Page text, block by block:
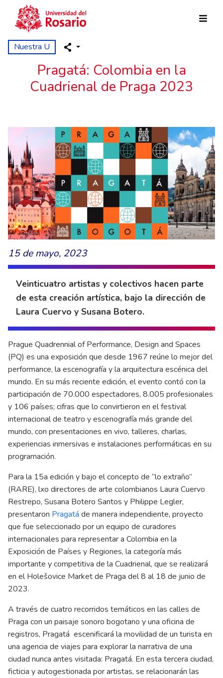
Pasar al contenido principal
Nuestra U
Pragatá: Colombia en la
Cuadrienal de Praga 2023
15 de mayo, 2023
Veinticuatro artistas y colectivos hacen parte
de esta creación artística, bajo la dirección de
Laura Cuervo y Susana Botero.
Prague Quadrennial of Performance, Design and Spaces
(PQ) es una exposición que desde 1967 reúne lo mejor del
performance, la escenografía y la arquitectura escénica del
mundo. En su más reciente edición, el evento contó con la
participación de 70.000 espectadores, 8.005 profesionales
y 106 países; cifras que lo convirtieron en el festival
internacional de teatro y escenografía más grande del
mundo, con presentaciones en vivo, talleres, charlas,
experiencias inmersivas e instalaciones performáticas en su
programación.
Para la 15a edición y bajo el concepto de “lo extraño”
(RARE), lxo directores de arte colombianos Laura Cuervo
Restrepo, Susana Botero Santos y Philippe Legler,
presentaron Pragatá de manera independiente, proyecto
que fue seleccionado por un equipo de curadores
internacionales para representar a Colombia en la
Exposición de Países y Regiones, la categoría más
importante y competitiva de la Cuadrienal, que se realizará
en el Holešovice Market de Praga del 8 al 18 de junio de
2023.
A través de cuatro recorridos temáticos en las calles de
Praga con un paisaje sonoro bogotano y una oficina de
registros, Pragatá escenificará la movilidad de un turista en
una agencia de viajes para explorar la narrativa de una
ciudad nunca antes visitada: Pragatá. En esta tercera ciudad,
ficticia y autogestionada por artistas, se relacionarán las